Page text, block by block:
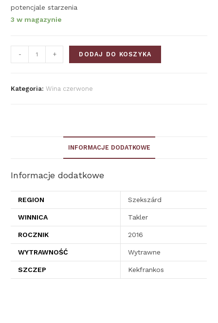
potencjale starzenia
3 w magazynie
- + DODAJ DO KOSZYKA
Kategoria:Wina czerwone
INFORMACJE DODATKOWE
Informacje dodatkowe
REGION Szekszárd
WINNICA Takler
ROCZNIK 2016
WYTRAWNOŚĆ Wytrawne
SZCZEP Kekfrankos